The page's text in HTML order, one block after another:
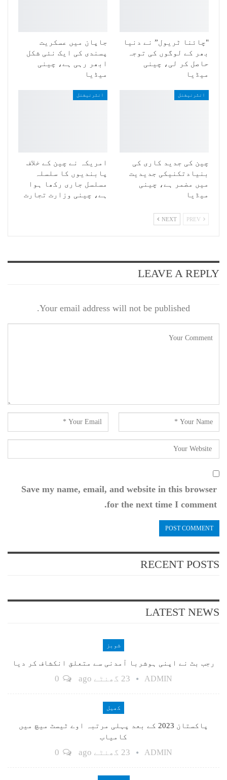
"چائنا ٹریول” نے دنیا
بھر کے لوگوں کی توجہ
حاصل کر لی، چینی
میڈیا
جاپان میں عسکریت
پسندی کی ایک نئی شکل
ابھر رہی ہے، چینی
میڈیا
انٹرنیشنل
چین کی جدید کاری کی
بنیادتکنیکی جدیدیت
میں مضمر ہے، چینی
میڈیا
انٹرنیشنل
امریکہ نے چین کے خلاف
پابندیوں کا سلسلہ
مسلسل جاری رکھا ہوا
ہے، چینی وزارت تجارت
NEXT
LEAVE A REPLY
Your email address will not be published.
Save my name, email, and website in this browser
for the next time I comment.
RECENT POSTS
LATEST NEWS
شوبز
رجب بٹ نے اپنی ہوشربا آمدنی سے متعلق انکشاف کر دیا
ADMIN 23 گھنٹے ago
کھیل
پاکستان 2023 کے بعد پہلی مرتبہ اوے ٹیسٹ میچ میں
کامیاب
ADMIN 23 گھنٹے ago